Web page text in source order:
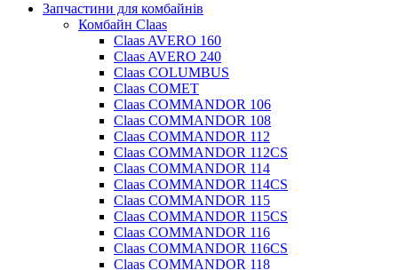
Запчастини для комбайнів
Комбайн Claas
Claas AVERO 160
Claas AVERO 240
Claas COLUMBUS
Claas COMET
Claas COMMANDOR 106
Claas COMMANDOR 108
Claas COMMANDOR 112
Claas COMMANDOR 112CS
Claas COMMANDOR 114
Claas COMMANDOR 114CS
Claas COMMANDOR 115
Claas COMMANDOR 115CS
Claas COMMANDOR 116
Claas COMMANDOR 116CS
Claas COMMANDOR 118